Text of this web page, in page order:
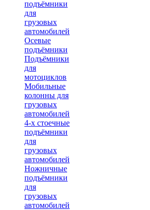
подъёмники
для
грузовых
автомобилей
Осевые
подъёмники
Подъёмники
для
мотоциклов
Мобильные
колонны для
грузовых
автомобилей
4-х стоечные
подъёмники
для
грузовых
автомобилей
Ножничные
подъёмники
для
грузовых
автомобилей